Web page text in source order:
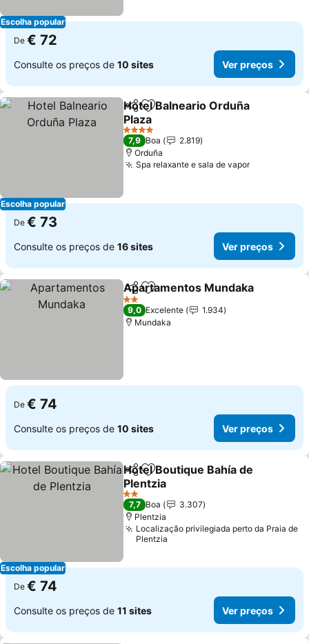
Escolha popular
De € 72
Consulte os preços de 10 sites Ver preços
Escolha popular
PartilharAdicionar aos favoritos
Hotel Balneario Orduña
Plaza
4 Estrelas
7,9 Boa
2.819
Orduña
Spa relaxante e sala de vapor
De € 73
Consulte os preços de 16 sites Ver preços
PartilharAdicionar aos favoritos
Apartamentos Mundaka
2 Estrelas
9,0 Excelente
1.934
Mundaka
De € 74
Consulte os preços de 10 sites Ver preços
Escolha popular
PartilharAdicionar aos favoritos
Hotel Boutique Bahía de
Plentzia
2 Estrelas
7,7 Boa
3.307
Plentzia
Localização privilegiada perto da Praia de
Plentzia
De € 74
Consulte os preços de 11 sites Ver preços